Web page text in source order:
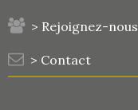
> Rejoignez-nous
> Contact